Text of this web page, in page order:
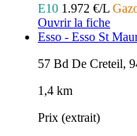
E10 1.972 €/L
Ouvrir la fiche
Esso - Esso St
57 Bd De Creteil,
1,4 km
Prix (extrait)